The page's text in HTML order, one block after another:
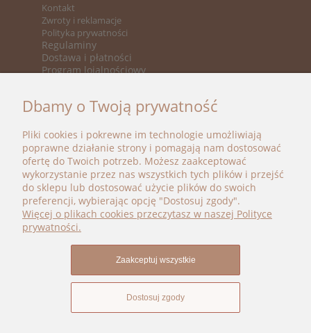
Kontakt
Zwroty i reklamacje
Polityka prywatności
Regulaminy
Dostawa i płatności
Program lojalnościowy
Promocje
Marki
BOHO BÉBÉ
kontakt@bohobebe.pl
+48 696 696 979
Instagram
Facebook
Dbamy o Twoją prywatność
Pliki cookies i pokrewne im technologie umożliwiają
poprawne działanie strony i pomagają nam dostosować
ofertę do Twoich potrzeb. Możesz zaakceptować
wykorzystanie przez nas wszystkich tych plików i przejść
do sklepu lub dostosować użycie plików do swoich
preferencji, wybierając opcję "Dostosuj zgody".
Więcej o plikach cookies przeczytasz w naszej Polityce
prywatności.
Dostosuj zgody
Zaakceptuj wszystkie